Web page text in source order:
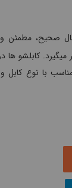
صحیح، مطمئن و
میگیرد. کابلشو
با نوع کابل